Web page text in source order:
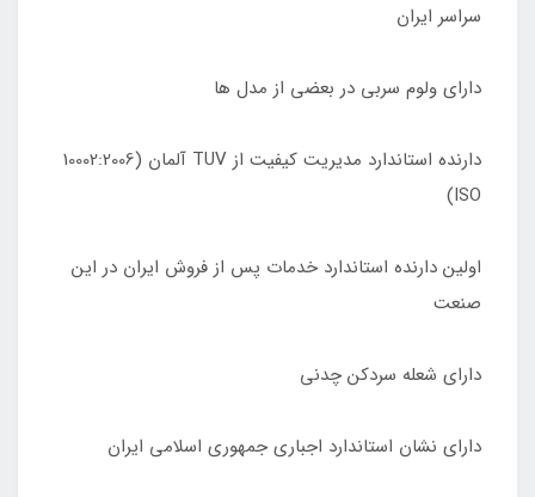
سراسر ایران
دارای ولوم سربی در بعضی از مدل ها
دارنده استاندارد مدیریت کیفیت از TUV آلمان (10002:2006
ISO)
اولین دارنده استاندارد خدمات پس از فروش ایران در این
صنعت
دارای شعله سردکن چدنی
دارای نشان استاندارد اجباری جمهوری اسلامی ایران